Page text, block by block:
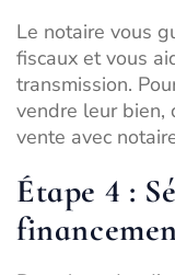
Le notaire vous
fiscaux et vous
transmission.
vendre leur bien,
vente avec
Étape 4 :